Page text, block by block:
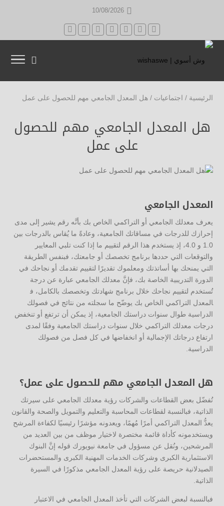
10/08/2026
الرئيسية / اجتماعيات / هل المعدل الجامعي مهم للحصول على عمل
هل المعدل الجامعي مهم للحصول
على عمل
المعدل الجامعي
يعرف معدلك الجامعي أو التراكمي الخاص بك بأنَّه رقم يشير إلى مدى
إحرازك للدرجات في مساقاتك الجامعية، وعادةً ما يُقاس بالدرجات بين
1.0 و 4.0، إذ يستخدم هذا الرقم لتقييم ما إذا كنت تلبي المعايير
والتوقعات التي حددها برنامج تخصصك أو جامعتك، فبنفس الطريقة
التي يمنحك بها أساتذتك ومعلموك تقديرًا لتقييم تقدمك أو نجاحك في
الدورة التدريبية الخاصة بك، فإنَّ معدلك الجامعي عبارة عن درجة
تُستخدم لتقييم نجاحك خلال برنامج شهادتك وتخصصك بالكامل، ف​​
المعدل التراكمي الخاص بك يوضّح ما سجلته من نتائج في فصولك
الدراسية طوال سنوات دراستك الجامعية، إذ يمكن أن ترتفع أو تنخفض
درجات معدلك التراكمي خلال سنوات دراستك الجامعية وفقًا لمدى
ارتفاع درجاتك الإجمالية أو انخفاضها في كل فصل من فصولك
الدراسية.
هل المعدل الجامعي مهم للحصول على عمل؟
تُفضّل بعض القطاعات والشركات رؤية معدلك الجامعي على سيرتك
الذاتية، فبالنسبة لقطاعات المحاسبة والتعليم والتمويل والصحة والقانون
يعدُّ المعدل التراكمي أمرًا مُهمًا، ويعدونه مؤشرًا رئيسيًا لكفاءة المرشح
ويستخدمونه كأداة قائمة مختصرة لاختيار موظف من بين العديد من
المرشحين، ونُقل عن مسؤول في جامعة نيويورك قوله إنَّ البنوك
الاستثمارية الكبرى وشركات الخدمات المهنية الكبرى والمستحضرات
الصيدلانية حريصة على رؤية المعدل الجامعي مذكورًا في السيرة
الذاتية.
فبالنسبة لبعض الشركات التي تأخذ المعدل الجامعي في الاعتبار